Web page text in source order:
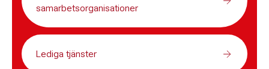
samarbetsorganisationer
Lediga tjänster